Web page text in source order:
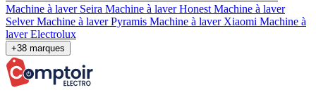
Machine à laver Seira Machine à laver Honest Machine à laver
SelverMachine à laver Pyramis Machine à laver Xiaomi Machine à
laver Electrolux
+38 marques